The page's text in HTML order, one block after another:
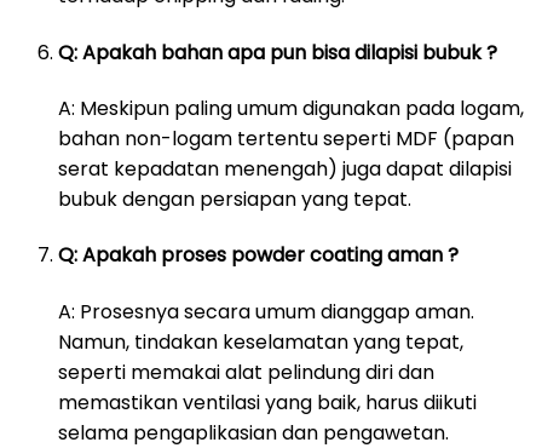
Q: Apakah bahan apa pun bisa dilapisi bubuk ?
A: Meskipun paling umum digunakan pada logam,
bahan non-logam tertentu seperti MDF (papan
serat kepadatan menengah) juga dapat dilapisi
bubuk dengan persiapan yang tepat.
Q: Apakah proses powder coating aman ?
A: Prosesnya secara umum dianggap aman.
Namun, tindakan keselamatan yang tepat,
seperti memakai alat pelindung diri dan
memastikan ventilasi yang baik, harus diikuti
selama pengaplikasian dan pengawetan.